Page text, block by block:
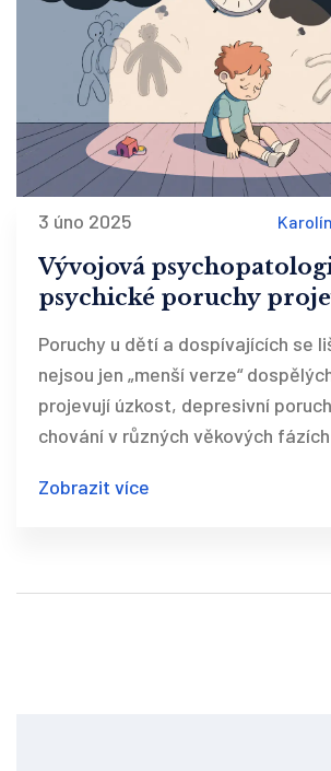
3 úno 2025
Vývojová
psychické poruchy
Poruchy u dětí a dospívajících se
nejsou jen „menší verze“
projevují úzkost, depresivní
chování v různých věkových
Zobrazit více